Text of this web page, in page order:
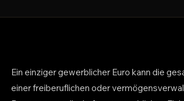
Ein einziger gewerblicher Euro kann die
einer freiberuflichen oder